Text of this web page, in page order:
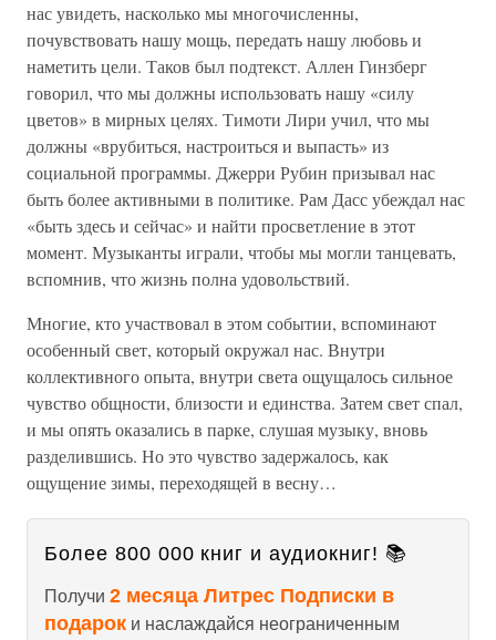
нас увидеть, насколько мы многочисленны,
почувствовать нашу мощь, передать нашу любовь и
наметить цели. Таков был подтекст. Аллен Гинзберг
говорил, что мы должны использовать нашу «силу
цветов» в мирных целях. Тимоти Лири учил, что мы
должны «врубиться, настроиться и выпасть» из
социальной программы. Джерри Рубин призывал нас
быть более активными в политике. Рам Дасс убеждал нас
«быть здесь и сейчас» и найти просветление в этот
момент. Музыканты играли, чтобы мы могли танцевать,
вспомнив, что жизнь полна удовольствий.
Многие, кто участвовал в этом событии, вспоминают
особенный свет, который окружал нас. Внутри
коллективного опыта, внутри света ощущалось сильное
чувство общности, близости и единства. Затем свет спал,
и мы опять оказались в парке, слушая музыку, вновь
разделившись. Но это чувство задержалось, как
ощущение зимы, переходящей в весну…
Более 800 000 книг и аудиокниг! 📚
Получи 2 месяца Литрес Подписки в
подарок и наслаждайся неограниченным